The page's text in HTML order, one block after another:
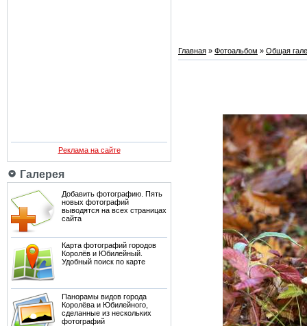
Реклама на сайте
Галерея
Добавить фотографию. Пять
новых фотографий
выводятся на всех страницах
сайта
Карта фотографий городов
Королёв и Юбилейный.
Удобный поиск по карте
Панорамы видов города
Королёва и Юбилейного,
сделанные из нескольких
фотографий
Главная » Фотоальбом » Общая